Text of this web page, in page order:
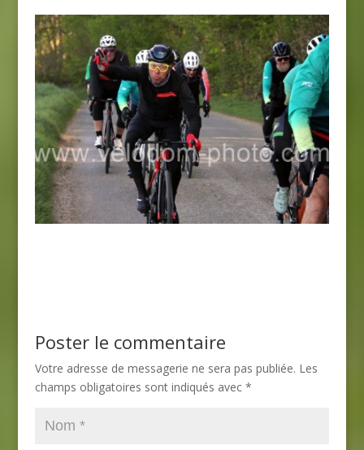
Poster le commentaire
Votre adresse de messagerie ne sera pas publiée. Les
champs obligatoires sont indiqués avec *